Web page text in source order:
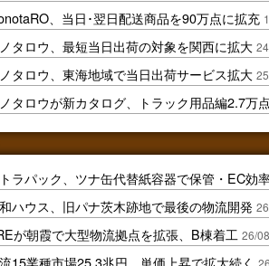
、当日･翌日配送商品を90万点に拡充
タロウ、最短当日出荷の対象を関西に拡大
タロウ、東海地域で当日出荷サービス拡大
タロウが新カタログ、トラック用品編2.7万点
ラパック、ツナ缶代替紙容器で保管・EC効
ハウス、旧パナ茨木跡地で最後の物流開発
が朝霞で大型物流拠点を拡張、B棟着工 26/
15業種市場25.3兆円、単価上昇で拡大続く